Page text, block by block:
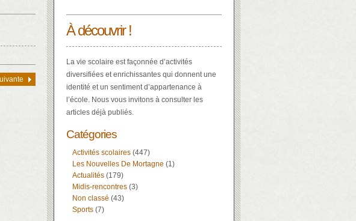
À découvrir !
La vie scolaire est façonnée d’activités
diversifiées et enrichissantes qui donnent une
identité et un sentiment d’appartenance à
l’école. Nous vous invitons à consulter les
articles déjà publiés.
Catégories
Activités scolaires (447)
Les Nouvelles De Mortagne (1)
Actualités (179)
Midis-rencontres (3)
Non classé (43)
Sports (7)